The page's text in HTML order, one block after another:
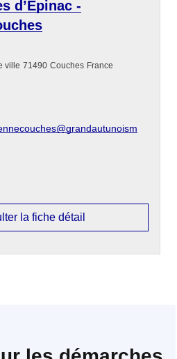
d’Épinac -
ville 71490 Couches France
la fiche détail